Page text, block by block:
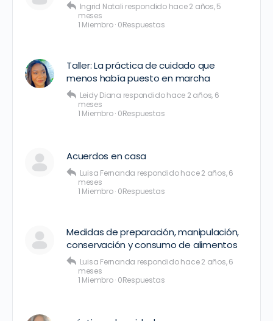
Ingrid Natali respondido hace 2 años, 5
meses
1 Miembro· 0Respuestas
Taller: La práctica de cuidado que
menos había puesto en marcha
Leidy Diana respondidohace 2 años, 6
meses
1 Miembro· 0Respuestas
Acuerdos en casa
Luisa Fernanda respondidohace 2 años, 6
meses
1 Miembro· 0Respuestas
Medidas de preparación, manipulación,
conservación y consumo de alimentos
Luisa Fernanda respondidohace 2 años, 6
meses
1 Miembro· 0Respuestas